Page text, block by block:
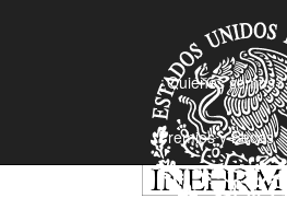
¿Quiénes somos?
Premios y Becas